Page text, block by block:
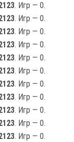
. Игр — 0.
. Игр — 0.
. Игр — 0.
. Игр — 0.
. Игр — 0.
. Игр — 0.
. Игр — 0.
. Игр — 0.
. Игр — 0.
. Игр — 0.
. Игр — 0.